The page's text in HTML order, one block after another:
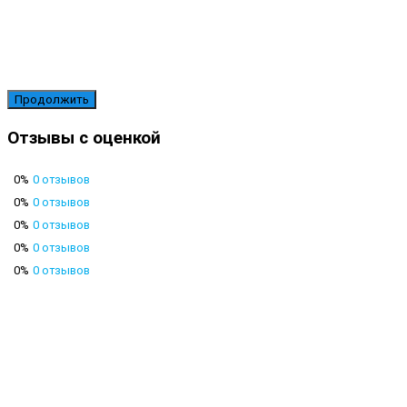
Продолжить
Отзывы с оценкой
0% 0 отзывов
0% 0 отзывов
0% 0 отзывов
0% 0 отзывов
0% 0 отзывов